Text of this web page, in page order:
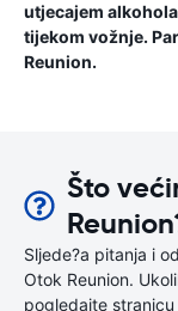
utjecajem
tijekom vožnje.
Reunion.
Što
Sljede?a pitanja i
Otok Reunion.
pogledajte